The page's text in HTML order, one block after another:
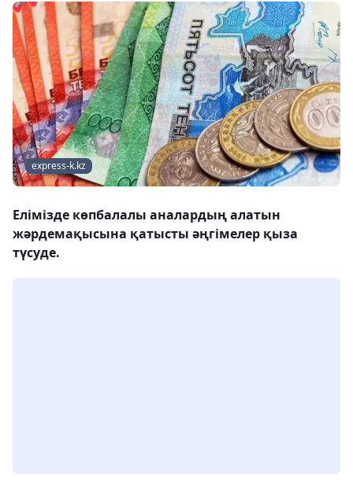
express-k.kz
Елімізде көпбалалы аналардың алатын
жәрдемақысына қатысты әңгімелер қыза
түсуде.